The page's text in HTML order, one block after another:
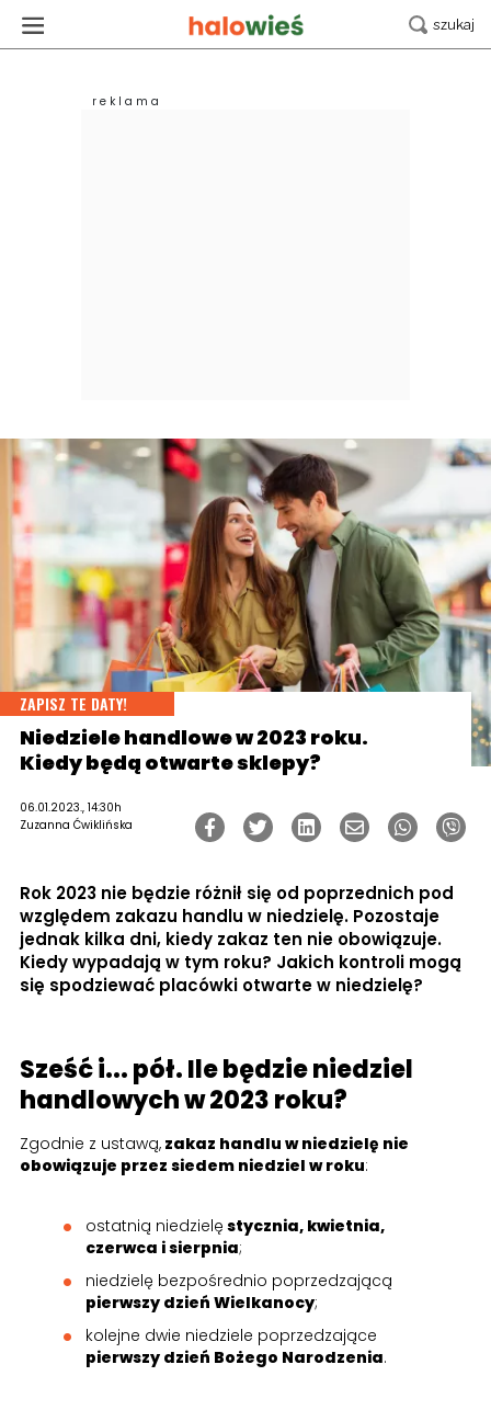
ZAPISZ TE DATY!
Niedziele handlowe w 2023 roku.
Kiedy będą otwarte sklepy?
06.01.2023., 14:30h
Zuzanna Ćwiklińska
Rok 2023 nie będzie różnił się od poprzednich pod
względem zakazu handlu w niedzielę. Pozostaje
jednak kilka dni, kiedy zakaz ten nie obowiązuje.
Kiedy wypadają w tym roku? Jakich kontroli mogą
się spodziewać placówki otwarte w niedzielę?
Sześć i... pół. Ile będzie niedziel
handlowych w 2023 roku?
Zgodnie z ustawą, zakaz handlu w niedzielę nie
obowiązuje przez siedem niedziel w roku:
ostatnią niedzielę stycznia, kwietnia,
czerwca i sierpnia;
niedzielę bezpośrednio poprzedzającą
pierwszy dzień Wielkanocy;
kolejne dwie niedziele poprzedzające
pierwszy dzień Bożego Narodzenia.